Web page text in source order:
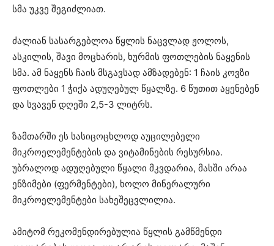
სმა უკვე შეგიძლიათ.
ძალიან სასარგებლოა წყლის ნაცვლად ჟოლოს,
ასკილის, შავი მოცხარის, ხურმის ფოთლების ნაყენის
სმა. ამ ნაყენს ჩაის მსგავსად ამზადებენ: 1 ჩაის კოვზი
ფოთლები 1 ჭიქა ადუღებულ წყალზე. 6 წუთით აყენებენ
და სვავენ დღეში 2,5-3 ლიტრს.
ზამთარში ეს სასიცოცხლოდ აუცილებელი
მიკროელემენტების და ვიტამინების რესურსია.
უბრალოდ ადუღებული წყალი მკვდარია, მასში არაა
ენზიმები (ფერმენტები), ხოლო მინერალური
მიკროელემენტები სახეშეცვლილია.
ამიტომ რეკომენდირებულია წყლის გამწმენდი